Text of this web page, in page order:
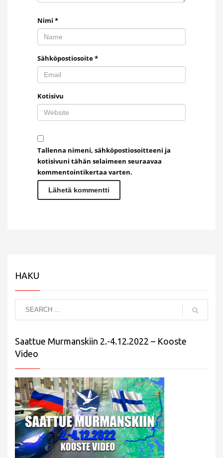
Nimi *
Sähköpostiosoite*
Kotisivu
Tallenna nimeni, sähköpostiosoitteeni ja
kotisivuni tähän selaimeen seuraavaa
kommentointikertaa varten.
HAKU
Saattue Murmanskiin 2.-4.12.2022 – Kooste
Video